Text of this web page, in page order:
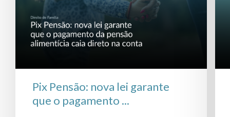
Pix Pensão: nova lei garante
que o pagamento ...